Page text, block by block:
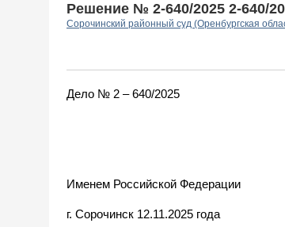
Решение № 2-640/2025 2-640/
Сорочинский районный суд (Оренбургская
Дело № 2 – 640/2025
Именем Российской Федерации
г. Сорочинск 12.11.2025 года